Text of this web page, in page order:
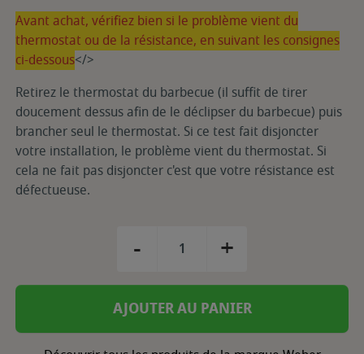
Avant achat, vérifiez bien si le problème vient du
thermostat ou de la résistance, en suivant les consignes
ci-dessous</>
Retirez le thermostat du barbecue (il suffit de tirer
doucement dessus afin de le déclipser du barbecue) puis
brancher seul le thermostat. Si ce test fait disjoncter
votre installation, le problème vient du thermostat. Si
cela ne fait pas disjoncter c'est que votre résistance est
défectueuse.
- +
AJOUTER AU PANIER